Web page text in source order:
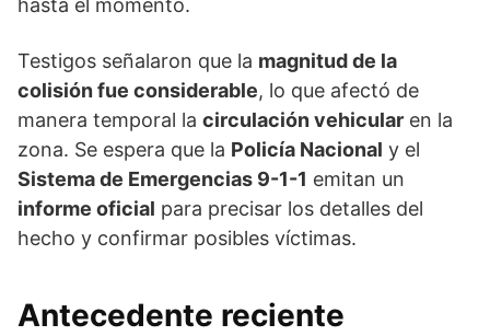
hasta el momento.
Testigos señalaron que la magnitud de la
colisión fue considerable, lo que afectó de
manera temporal la circulación vehicular en la
zona. Se espera que la Policía Nacional y el
Sistema de Emergencias 9-1-1 emitan un
informe oficial para precisar los detalles del
hecho y confirmar posibles víctimas.
Antecedente reciente